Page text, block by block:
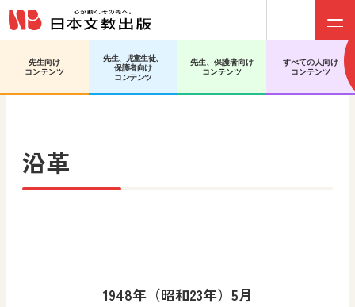
先生向け
コンテンツ
先生、児童生徒、
保護者向け
コンテンツ
先生、保護者向け
コンテンツ
すべての人向け
コンテンツ
日文HOME 会社情報 沿革
沿革
1948年（昭和23年）5月